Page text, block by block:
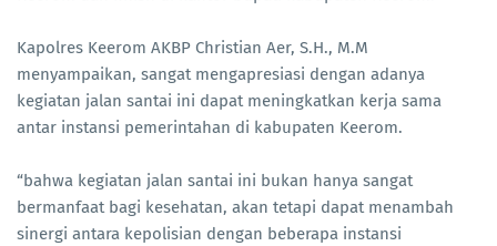
Kapolres Keerom AKBP Christian Aer, S.H., M.M
menyampaikan, sangat mengapresiasi dengan adanya
kegiatan jalan santai ini dapat meningkatkan kerja sama
antar instansi pemerintahan di kabupaten Keerom.
“bahwa kegiatan jalan santai ini bukan hanya sangat
bermanfaat bagi kesehatan, akan tetapi dapat menambah
sinergi antara kepolisian dengan beberapa instansi